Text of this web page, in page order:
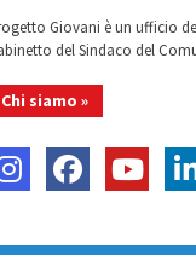
Giovani è un ufficio
del Sindaco del
Chi siamo »